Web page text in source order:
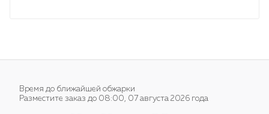
Время до ближайшей обжарки
Разместите заказ до 08:00, 07 августа 2026 года